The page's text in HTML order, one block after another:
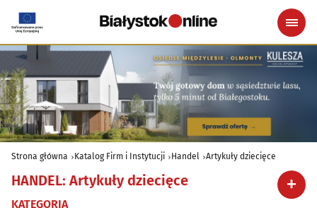
Strona główna Katalog Firm i Instytucji Handel Artykuły dziecięce
HANDEL: Artykuły dziecięce
KATEGORIA